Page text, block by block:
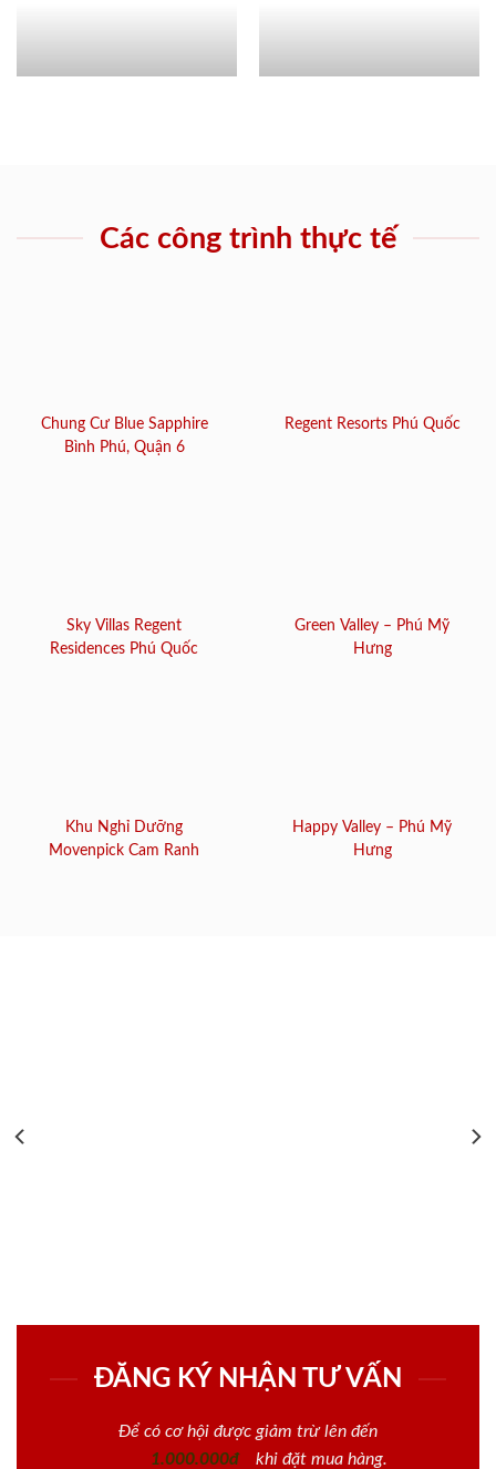
Các công trình thực tế
Chung Cư Blue Sapphire
Bình Phú, Quận 6
Regent Resorts Phú Quốc
Sky Villas Regent
Residences Phú Quốc
Green Valley – Phú Mỹ
Hưng
Khu Nghỉ Dưỡng
Movenpick Cam Ranh
Happy Valley – Phú Mỹ
Hưng
ĐĂNG KÝ NHẬN TƯ VẤN
Để có cơ hội được giảm trừ lên đến
1.000.000đ
khi đặt mua hàng.